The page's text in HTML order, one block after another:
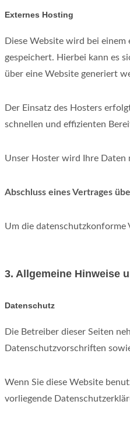
Externes Hosting
Diese Website wird bei
gespeichert. Hierbei kann es
über eine Website generiert
Der Einsatz des Hosters
schnellen und effizienten
Unser Hoster wird Ihre Daten
Abschluss eines Vertrages
Um die datenschutzkonforme
3. Allgemeine Hinweise
Datenschutz
Die Betreiber dieser Seiten
Datenschutzvorschriften
Wenn Sie diese Website
vorliegende